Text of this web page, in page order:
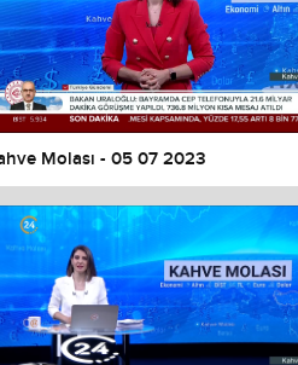
Molası - 05 07 2023